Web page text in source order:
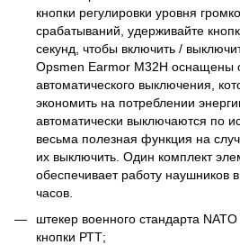
кнопки регулировки уровня
срабатываний, удерживайте
секунд, чтобы включить /
Opsmen Earmor M32H оснащены
автоматического выключения,
экономить на потреблении
автоматически выключаются по
весьма полезная функция на
их выключить. Один комплект
обеспечивает работу наушников
часов.
штекер военного стандарта
кнопки РТТ;